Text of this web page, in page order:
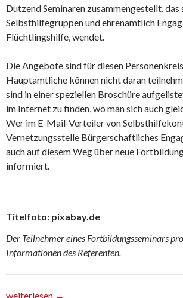
Dutzend Seminaren zusammengestellt, das
Selbsthilfegruppen und ehrenamtlich
Flüchtlingshilfe, wendet.
Die Angebote sind für diesen
Hauptamtliche können nicht daran
sind in einer speziellen Broschüre
im Internet zu finden, wo man sich auch
Wer im E-Mail-Verteiler von
Vernetzungsstelle Bürgerschaftliches
auch auf diesem Weg über neue
informiert.
Titelfoto: pixabay.de
Der Teilnehmer eines Fortbildungsseminars
Informationen des Referenten.
Fortbildung für Ehrenamtliche
weiterlesen →